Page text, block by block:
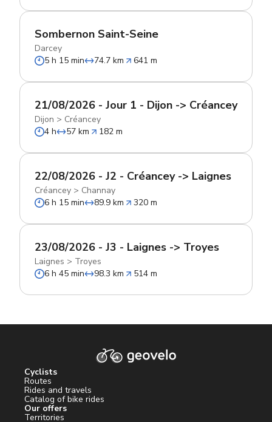
Sombernon Saint-Seine
Darcey
5 h 15 min
74.7 km 641 m
21/08/2026 - Jour 1 - Dijon -> Créancey
Dijon > Créancey
4 h
57 km 182 m
22/08/2026 - J2 - Créancey -> Laignes
Créancey > Channay
6 h 15 min
89.9 km 320 m
23/08/2026 - J3 - Laignes -> Troyes
Laignes > Troyes
6 h 45 min
98.3 km 514 m
Cyclists
Routes
Rides and travels
Catalog of bike rides
Our offers
Territories